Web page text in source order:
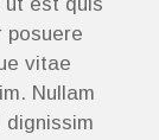
posuere
vitae
Nullam
dignissim